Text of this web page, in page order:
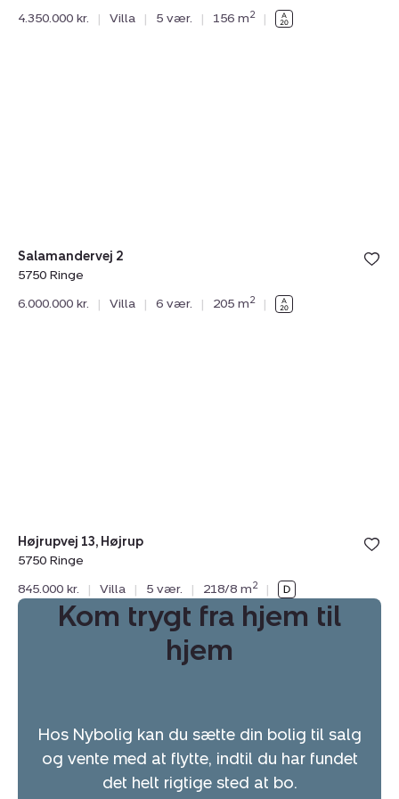
4.350.000 kr. | Villa | 5 vær. | 156 m2 |
Salamandervej 2
5750 Ringe
6.000.000 kr.
| Villa | 6 vær. | 205 m2 |
Højrupvej 13, Højrup
5750 Ringe
845.000 kr.
| Villa | 5 vær. | 218/8 m2 |
Kom trygt fra hjem til
hjem
Hos Nybolig kan du sætte din bolig til salg
og vente med at flytte, indtil du har fundet
det helt rigtige sted at bo.